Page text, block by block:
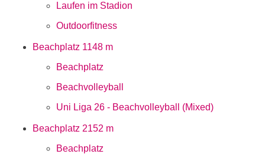
Laufen im Stadion
Outdoorfitness
Beachplatz 1148 m
Beachplatz
Beachvolleyball
Uni Liga 26 - Beachvolleyball (Mixed)
Beachplatz 2152 m
Beachplatz